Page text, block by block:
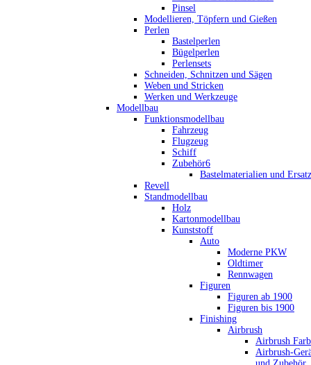
Pinsel
Modellieren, Töpfern und Gießen
Perlen
Bastelperlen
Bügelperlen
Perlensets
Schneiden, Schnitzen und Sägen
Weben und Stricken
Werken und Werkzeuge
Modellbau
Funktionsmodellbau
Fahrzeug
Flugzeug
Schiff
Zubehör6
Bastelmaterialien und
Revell
Standmodellbau
Holz
Kartonmodellbau
Kunststoff
Auto
Moderne PKW
Oldtimer
Rennwagen
Figuren
Figuren ab 1900
Figuren bis 1900
Finishing
Airbrush
Airbrush
Airbrush-